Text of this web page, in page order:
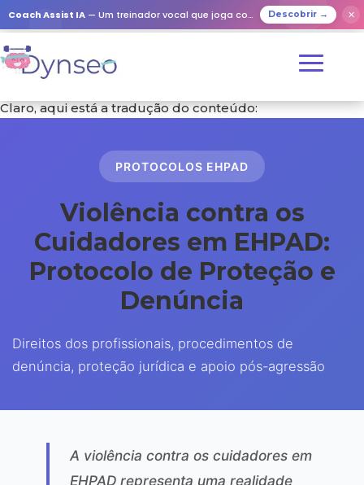
Coach Assist IA — Um treinador vocal que joga com os seus entes queridos Descobrir → ✕
Claro, aqui está a tradução do conteúdo:
PROTOCOLOS EHPAD
Violência contra os
Cuidadores em EHPAD:
Protocolo de Proteção e
Denúncia
Direitos dos profissionais, procedimentos de
denúncia, proteção jurídica e apoio pós-agressão
A violência contra os cuidadores em
EHPAD representa uma realidade